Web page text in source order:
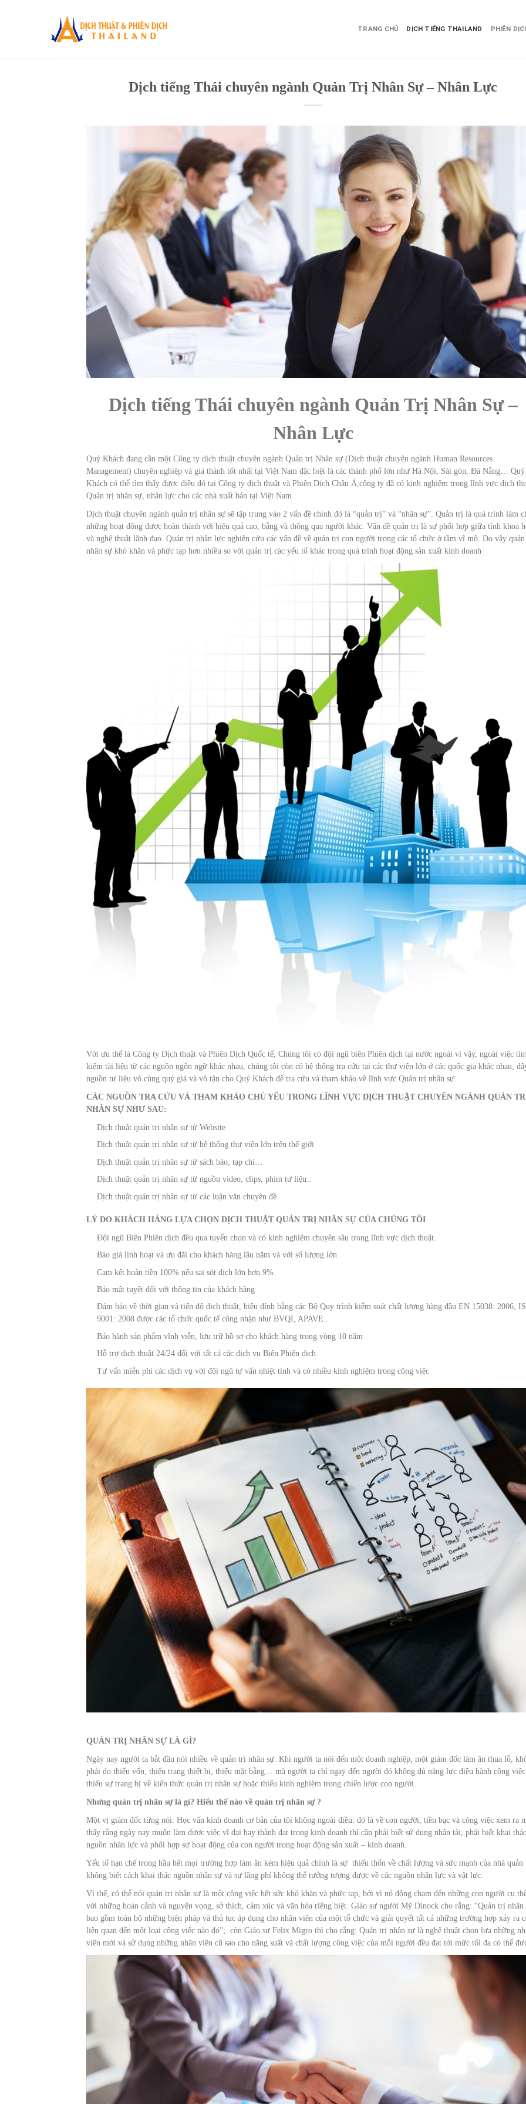
TRANG CHỦ DỊCH TIẾNG THAILAND PHIÊN
Dịch tiếng Thái chuyên ngành Quản Trị Nhân Sự – Nhân Lực
Dịch tiếng Thái chuyên ngành Quản Trị Nhân Sự –
Nhân Lực
Quý Khách đang cần một Công ty dịch thuật chuyên ngành Quản trị Nhân sự (Dịch thuật chuyên ngành Human Resources
Management) chuyên nghiệp và giá thành tốt nhất tại Việt Nam đặc biệt là các thành phố lớn như Hà Nội, Sài gòn, Đà Nẵng… Quý
Khách có thể tìm thấy được điều đó tại Công ty dịch thuật và Phiên Dịch Châu Á,công ty đã có kinh nghiệm trong lĩnh vực dịch
Quản trị nhân sự, nhân lực cho các nhà xuất bản tại Việt Nam
Dịch thuật chuyên ngành quản trị nhân sự sẽ tập trung vào 2 vấn đề chính đó là “quản trị” và “nhân sự”. Quản trị là quá trình làm
những hoạt động được hoàn thành với hiệu quả cao, bằng và thông qua người khác. Vấn đề quản trị là sự phối hợp giữa tính khoa
và nghệ thuật lãnh đạo. Quản trị nhân lực nghiên cứu các vấn đề về quản trị con người trong các tổ chức ở tầm vĩ mô. Do vậy
nhân sự khó khăn và phức tạp hơn nhiều so với quản trị các yếu tố khác trong quá trình hoạt động sản xuất kinh doanh
Với ưu thế là Công ty Dịch thuật và Phiên Dịch Quốc tế, Chúng tôi có đội ngũ biên Phiên dịch tại nước ngoài vì vậy, ngoài việc
kiếm tài liệu từ các nguồn ngôn ngữ khác nhau, chúng tôi còn có hệ thống tra cứu tại các thư viện lớn ở các quốc gia khác nhau,
nguồn tư liệu vô cùng quý giá và vô tận cho Quý Khách để tra cứu và tham khảo về lĩnh vực Quản trị nhân sự.
CÁC NGUỒN TRA CỨU VÀ THAM KHẢO CHỦ YẾU TRONG LĨNH VỰC DỊCH THUẬT CHUYÊN NGÀNH QUẢN
NHÂN SỰ NHƯ SAU:
Dịch thuật quản trị nhân sự từ Website
Dịch thuật quản trị nhân sự từ hệ thống thư viện lớn trên thế giới
Dịch thuật quản trị nhân sự từ sách báo, tạp chí…
Dịch thuật quản trị nhân sự từ nguồn video, clips, phim tư liệu..
Dịch thuật quản trị nhân sự từ các luận văn chuyên đề
LÝ DO KHÁCH HÀNG LỰA CHỌN DỊCH THUẬT QUẢN TRỊ NHÂN SỰ CỦA CHÚNG TÔI
Đội ngũ Biên Phiên dịch đều qua tuyển chọn và có kinh nghiệm chuyên sâu trong lĩnh vực dịch thuật.
Báo giá linh hoạt và ưu đãi cho khách hàng lâu năm và với số lượng lớn
Cam kết hoàn tiền 100% nếu sai sót dịch lớn hơn 9%
Bảo mật tuyệt đối với thông tin của khách hàng
Đảm bảo về thời gian và tiến độ dịch thuật, hiệu đính bằng các Bộ Quy trình kiểm soát chất lượng hàng đầu EN 15038: 2006,
9001: 2008 được các tổ chức quốc tế công nhận như BVQI, APAVE..
Bảo hành sản phẩm vĩnh viễn, lưu trữ hồ sơ cho khách hàng trong vòng 10 năm
Hỗ trợ dịch thuật 24/24 đối với tất cả các dịch vụ Biên Phiên dịch
Tư vấn miễn phí các dịch vụ với đội ngũ tư vấn nhiệt tình và có nhiều kinh nghiệm trong công việc
QUẢN TRỊ NHÂN SỰ LÀ GÌ?
Ngày nay người ta bắt đầu nói nhiều về quản trị nhân sự. Khi người ta nói đến một doanh nghiệp, một giám đốc làm ăn thua lỗ,
phải do thiếu vốn, thiếu trang thiết bị, thiếu mặt bằng… mà người ta chỉ ngay đến người đó không đủ năng lực điều hành công
thiếu sự trang bị về kiến thức quản trị nhân sự hoặc thiếu kinh nghiệm trong chiến lược con người.
Nhưng quản trị nhân sự là gì? Hiểu thế nào về quản trị nhân sự ?
Một vị giám đốc từng nói: Học vấn kinh doanh cơ bản của tôi không ngoài điều: đó là về con người, tiền bạc và công việc xem ra
thấy rằng ngày nay muốn làm được việc vĩ đại hay thành đạt trong kinh doanh thì cần phải biết sử dụng nhân tài, phải biết khai thác
nguồn nhân lực và phối hợp sự hoạt động của con người trong hoạt động sản xuất – kinh doanh.
Yếu tố hạn chế trong hầu hết mọi trường hợp làm ăn kém hiệu quả chính là sự thiếu thốn về chất lượng và sức mạnh của nhà quản
không biết cách khai thác nguồn nhân sự và sự lãng phí không thể tưởng tượng được về các nguồn nhân lực và vật lực.
Vì thế, có thể nói quản trị nhân sự là một công việc hết sức khó khăn và phức tạp, bởi vì nó động chạm đến những con người cụ
với những hoàn cảnh và nguyện vọng, sở thích, cảm xúc và văn hóa riêng biệt. Giáo sư người Mỹ Dinock cho rằng: “Quản trị nhân
bao gồm toàn bộ những biện pháp và thủ tục áp dụng cho nhân viên của một tổ chức và giải quyết tất cả những trường hợp xảy ra
liên quan đến một loại công việc nào đó”; còn Giáo sư Felix Migro thì cho rằng: Quản trị nhân sự là nghệ thuật chọn lựa những
viên mới và sử dụng những nhân viên cũ sao cho năng suất và chất lượng công việc của mỗi người đều đạt tới mức tối đa có thể